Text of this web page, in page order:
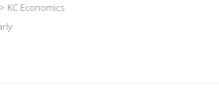
KC Economics